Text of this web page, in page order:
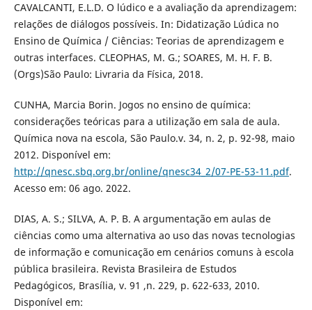
CAVALCANTI, E.L.D. O lúdico e a avaliação da aprendizagem:
relações de diálogos possíveis. In: Didatização Lúdica no
Ensino de Química / Ciências: Teorias de aprendizagem e
outras interfaces. CLEOPHAS, M. G.; SOARES, M. H. F. B.
(Orgs)São Paulo: Livraria da Física, 2018.
CUNHA, Marcia Borin. Jogos no ensino de química:
considerações teóricas para a utilização em sala de aula.
Química nova na escola, São Paulo.v. 34, n. 2, p. 92-98, maio
2012. Disponível em:
http://qnesc.sbq.org.br/online/qnesc34_2/07-PE-53-11.pdf.
Acesso em: 06 ago. 2022.
DIAS, A. S.; SILVA, A. P. B. A argumentação em aulas de
ciências como uma alternativa ao uso das novas tecnologias
de informação e comunicação em cenários comuns à escola
pública brasileira. Revista Brasileira de Estudos
Pedagógicos, Brasília, v. 91 ,n. 229, p. 622-633, 2010.
Disponível em: